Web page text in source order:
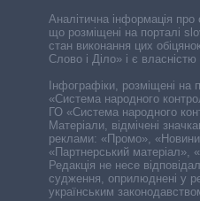
Аналітична інформація про
що розміщені на порталі
стан виконання цих
Слово і Діло» і є
Інфографіки, розміщені на
«Система народного
ГО «Система народного
Матеріали, відмічені
реклами: «Промо», «Новини
«Партнерський матеріал»,
Редакція не несе
судження, оприлюднені у
українським